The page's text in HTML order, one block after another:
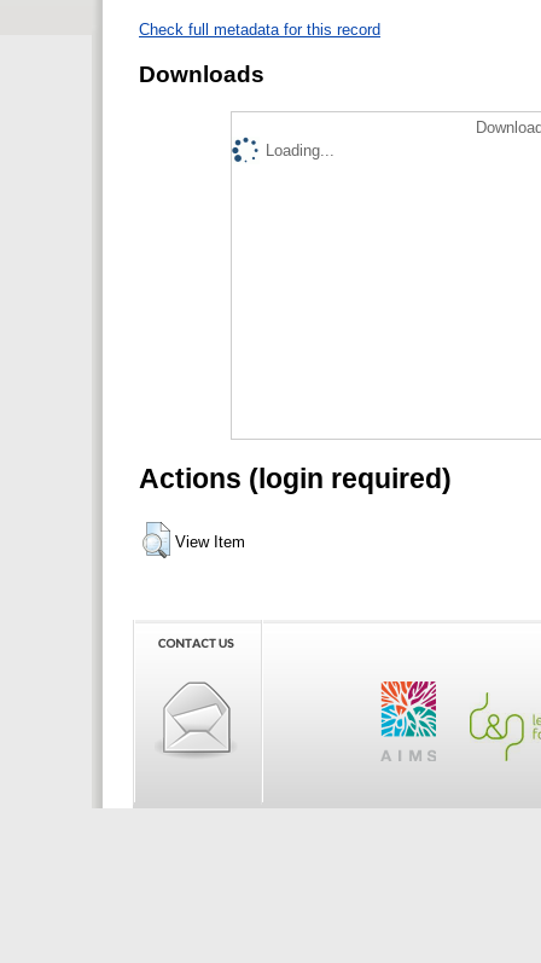
Check full metadata for this record
Downloads
Loading...
Actions (login required)
View Item